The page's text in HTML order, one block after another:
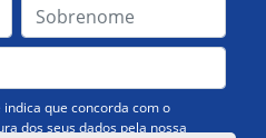
que concorda com o
dos seus dados pela nossa